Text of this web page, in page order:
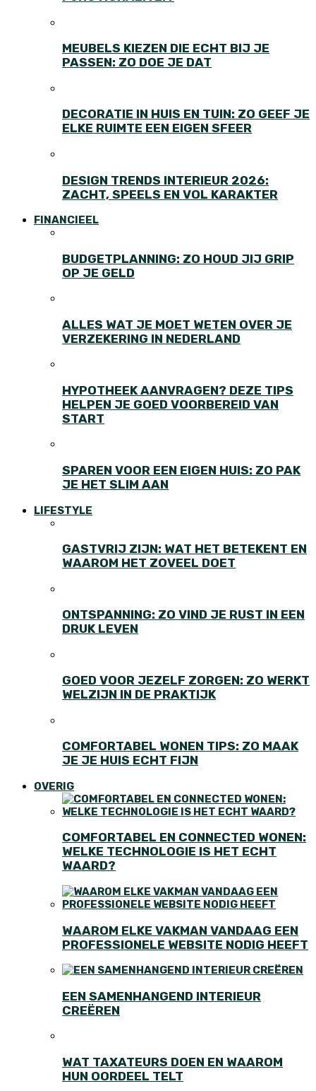
MEUBELS KIEZEN DIE ECHT BIJ JE
PASSEN: ZO DOE JE DAT
DECORATIE IN HUIS EN TUIN: ZO GEEF JE
ELKE RUIMTE EEN EIGEN SFEER
DESIGN TRENDS INTERIEUR 2026:
ZACHT, SPEELS EN VOL KARAKTER
FINANCIEEL
BUDGETPLANNING: ZO HOUD JIJ GRIP
OP JE GELD
ALLES WAT JE MOET WETEN OVER JE
VERZEKERING IN NEDERLAND
HYPOTHEEK AANVRAGEN? DEZE TIPS
HELPEN JE GOED VOORBEREID VAN
START
SPAREN VOOR EEN EIGEN HUIS: ZO PAK
JE HET SLIM AAN
LIFESTYLE
GASTVRIJ ZIJN: WAT HET BETEKENT EN
WAAROM HET ZOVEEL DOET
ONTSPANNING: ZO VIND JE RUST IN EEN
DRUK LEVEN
GOED VOOR JEZELF ZORGEN: ZO WERKT
WELZIJN IN DE PRAKTIJK
COMFORTABEL WONEN TIPS: ZO MAAK
JE JE HUIS ECHT FIJN
OVERIG
COMFORTABEL EN CONNECTED WONEN:
WELKE TECHNOLOGIE IS HET ECHT
WAARD?
WAAROM ELKE VAKMAN VANDAAG EEN
PROFESSIONELE WEBSITE NODIG HEEFT
EEN SAMENHANGEND INTERIEUR
CREËREN
WAT TAXATEURS DOEN EN WAAROM
HUN OORDEEL TELT